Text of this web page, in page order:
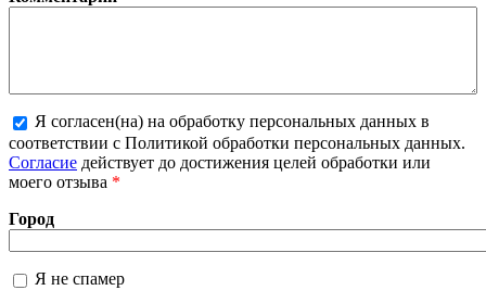
Более подробная информация о текстовых
форматах
Я согласен(на) на обработку персональных данных в
соответствии с Политикой обработки персональных данных.
Согласие действует до достижения целей обработки или
моего отзыва *
Город
Я не спамер